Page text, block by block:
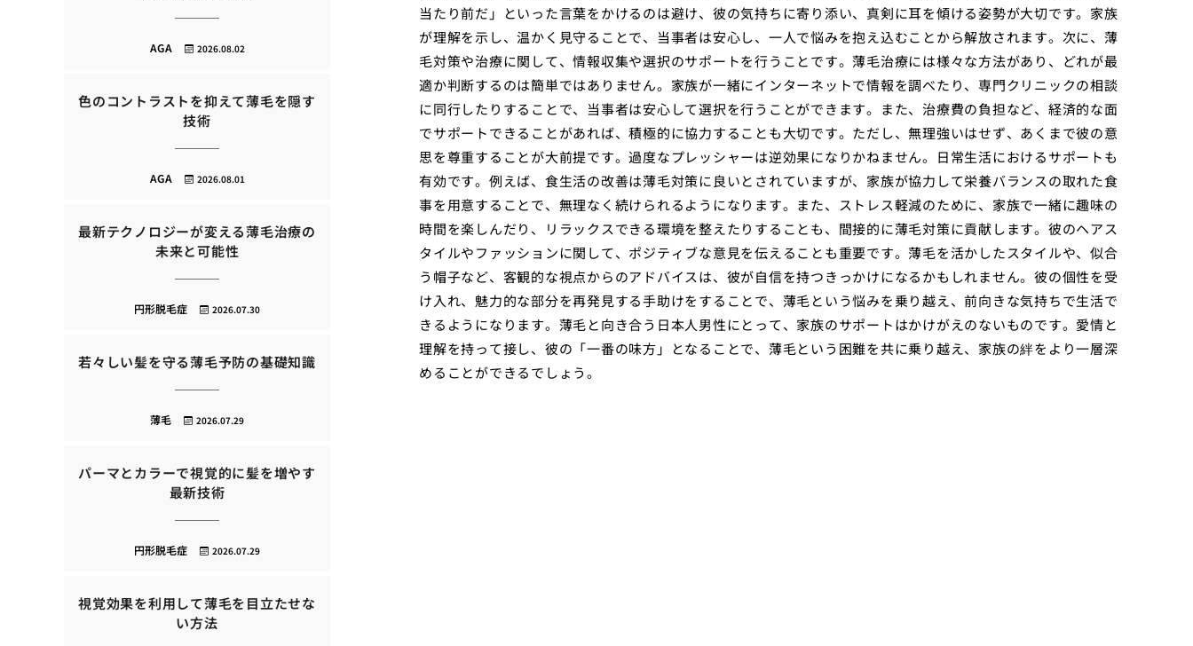
当たり前だ」といった言葉をかけるのは避け、彼の気持ちに寄り添い、真剣に耳を傾ける姿勢が大切です。家族
が理解を示し、温かく見守ることで、当事者は安心し、一人で悩みを抱え込むことから解放されます。次に、薄
毛対策や治療に関して、情報収集や選択のサポートを行うことです。薄毛治療には様々な方法があり、どれが最
適か判断するのは簡単ではありません。家族が一緒にインターネットで情報を調べたり、専門クリニックの相談
に同行したりすることで、当事者は安心して選択を行うことができます。また、治療費の負担など、経済的な面
でサポートできることがあれば、積極的に協力することも大切です。ただし、無理強いはせず、あくまで彼の意
思を尊重することが大前提です。過度なプレッシャーは逆効果になりかねません。日常生活におけるサポートも
有効です。例えば、食生活の改善は薄毛対策に良いとされていますが、家族が協力して栄養バランスの取れた食
事を用意することで、無理なく続けられるようになります。また、ストレス軽減のために、家族で一緒に趣味の
時間を楽しんだり、リラックスできる環境を整えたりすることも、間接的に薄毛対策に貢献します。彼のヘアス
タイルやファッションに関して、ポジティブな意見を伝えることも重要です。薄毛を活かしたスタイルや、似合
う帽子など、客観的な視点からのアドバイスは、彼が自信を持つきっかけになるかもしれません。彼の個性を受
け入れ、魅力的な部分を再発見する手助けをすることで、薄毛という悩みを乗り越え、前向きな気持ちで生活で
きるようになります。薄毛と向き合う日本人男性にとって、家族のサポートはかけがえのないものです。愛情と
理解を持って接し、彼の「一番の味方」となることで、薄毛という困難を共に乗り越え、家族の絆をより一層深
めることができるでしょう。
2026.08.02
AGA
色のコントラストを抑えて薄毛を隠す
技術
2026.08.01
AGA
最新テクノロジーが変える薄毛治療の
未来と可能性
2026.07.30
円形脱毛症
若々しい髪を守る薄毛予防の基礎知識
2026.07.29
薄毛
パーマとカラーで視覚的に髪を増やす
最新技術
2026.07.29
円形脱毛症
視覚効果を利用して薄毛を目立たせな
い方法